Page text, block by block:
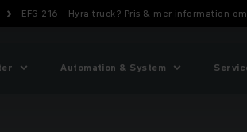
EFG 216 - Hyra truck? Pris & mer information
Automation & System